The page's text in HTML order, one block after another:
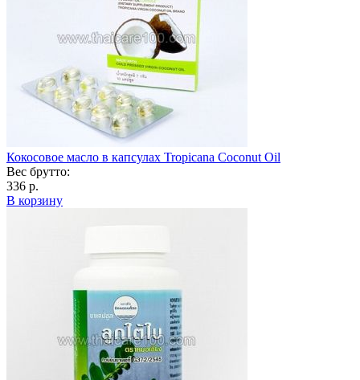
Кокосовое масло в капсулах Tropicana Coconut Oil
Вес брутто:
336 р.
В корзину